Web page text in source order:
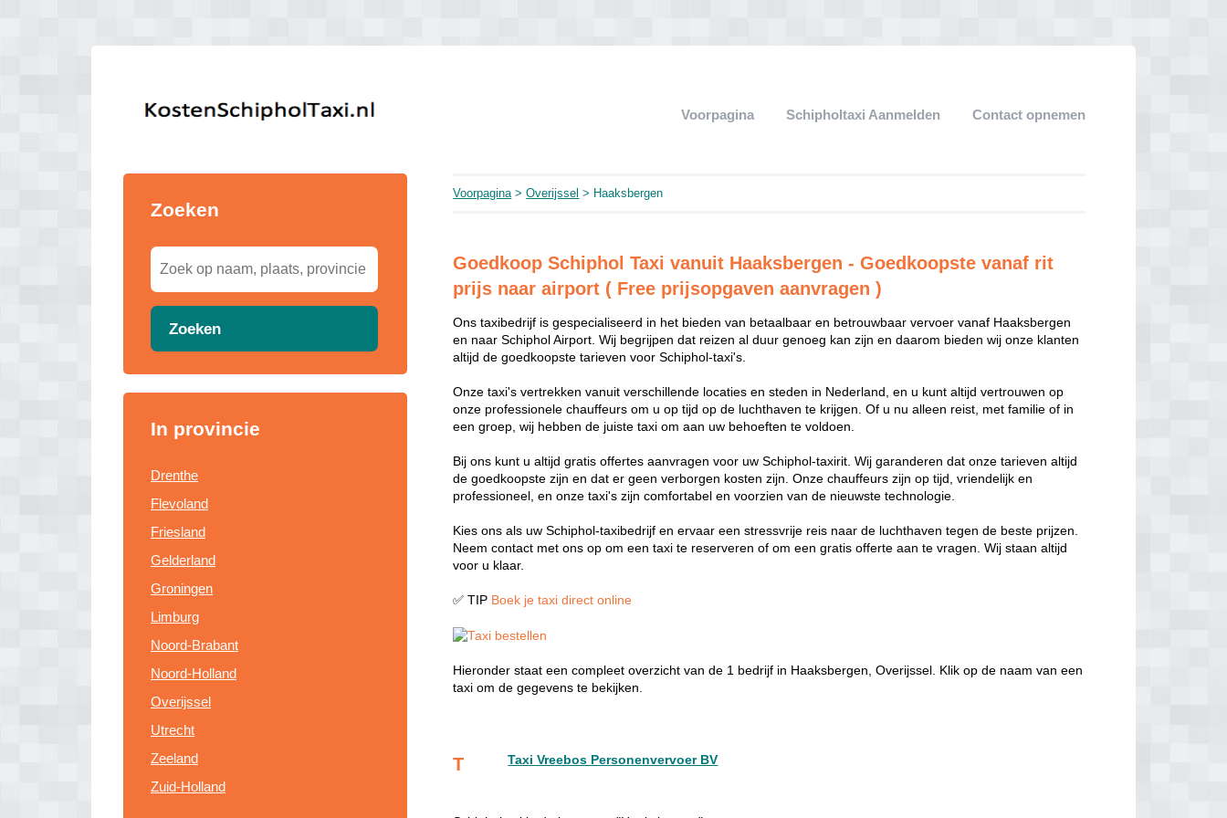
Voorpagina Schipholtaxi Aanmelden Contact opnemen
Zoeken
Zoeken
In provincie
Drenthe
Flevoland
Friesland
Gelderland
Groningen
Limburg
Noord-Brabant
Noord-Holland
Overijssel
Utrecht
Zeeland
Zuid-Holland
Voorpagina>Overijssel > Haaksbergen
Goedkoop Schiphol Taxi vanuit Haaksbergen - Goedkoopste vanaf rit
prijs naar airport ( Free prijsopgaven aanvragen )
Ons taxibedrijf is gespecialiseerd in het bieden van betaalbaar en betrouwbaar vervoer vanaf Haaksbergen
en naar Schiphol Airport. Wij begrijpen dat reizen al duur genoeg kan zijn en daarom bieden wij onze klanten
altijd de goedkoopste tarieven voor Schiphol-taxi's.
Onze taxi's vertrekken vanuit verschillende locaties en steden in Nederland, en u kunt altijd vertrouwen op
onze professionele chauffeurs om u op tijd op de luchthaven te krijgen. Of u nu alleen reist, met familie of in
een groep, wij hebben de juiste taxi om aan uw behoeften te voldoen.
Bij ons kunt u altijd gratis offertes aanvragen voor uw Schiphol-taxirit. Wij garanderen dat onze tarieven altijd
de goedkoopste zijn en dat er geen verborgen kosten zijn. Onze chauffeurs zijn op tijd, vriendelijk en
professioneel, en onze taxi's zijn comfortabel en voorzien van de nieuwste technologie.
Kies ons als uw Schiphol-taxibedrijf en ervaar een stressvrije reis naar de luchthaven tegen de beste prijzen.
Neem contact met ons op om een taxi te reserveren of om een gratis offerte aan te vragen. Wij staan altijd
voor u klaar.
✅ TIP Boek je taxi direct online
Hieronder staat een compleet overzicht van de 1 bedrijf in Haaksbergen, Overijssel. Klik op de naam van een
taxi om de gegevens te bekijken.
T Taxi Vreebos Personenvervoer BV